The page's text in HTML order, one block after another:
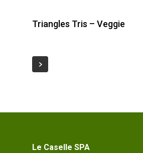
Triangles Tris – Veggie
Le Caselle SPA